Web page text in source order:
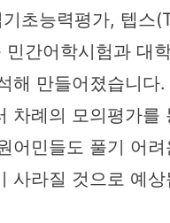
초능력평가, 텝스
민간어학시험과 대
해 만들어졌습니다
차례의 모의평가를
어민들도 풀기 어
사라질 것으로 예상